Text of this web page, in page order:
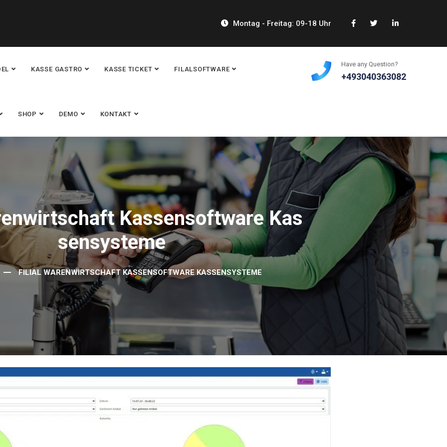
Montag - Freitag: 09-18 Uhr
Have any Question?
+493040363082
KASSE GASTRO KASSE TICKET FILALSOFTWARE
SHOP DEMO KONTAKT
Kassensoftware Kas
Sensysteme
FILIAL WARENWIRTSCHAFT KASSENSOFTWARE KASSENSYSTEME